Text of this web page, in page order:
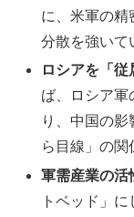
に、米軍の精
分散を強いて
ロシアを「
ば、ロシア軍
り、中国の
ら目線」の関
軍需産業の活
トベッド」